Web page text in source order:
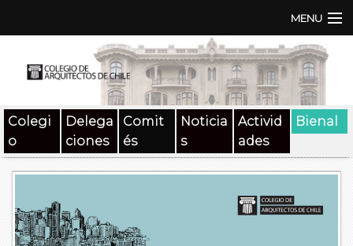
MENU
Documentos
Beneficios
Colegi
o
Delega
ciones
Comit
és
Noticia
s
Activid
ades
Bienal